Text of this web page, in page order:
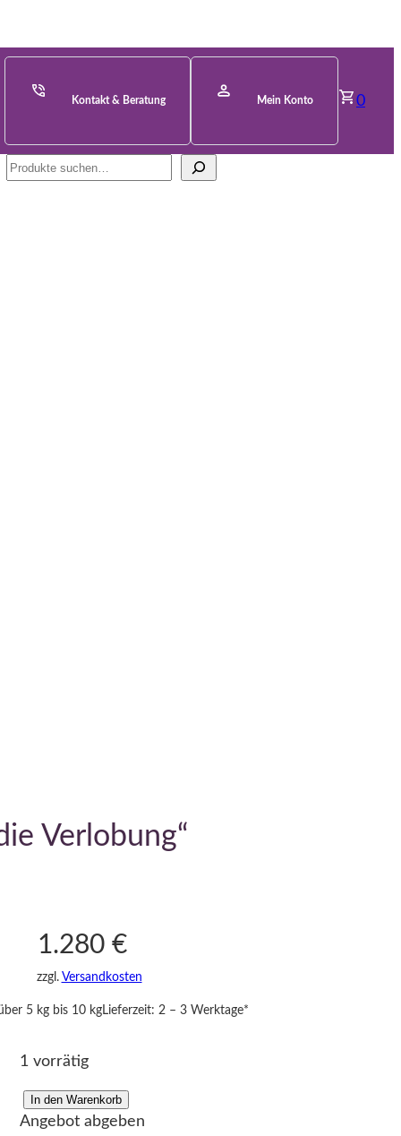
Kontakt & Beratung Mein Konto 0
Suche
Verlobung“
1.280 €
zzgl. Versandkosten
5 kg bis 10 kgLieferzeit: 2 – 3 Werktage*
1 vorrätig
i
In den Warenkorb
Angebot abgeben